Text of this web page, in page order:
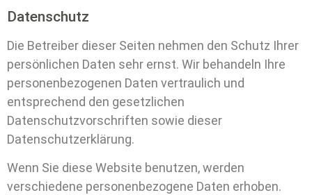
Datenschutz
Die Betreiber dieser Seiten nehmen den Schutz Ihrer
persönlichen Daten sehr ernst. Wir behandeln Ihre
personenbezogenen Daten vertraulich und
entsprechend den gesetzlichen
Datenschutzvorschriften sowie dieser
Datenschutzerklärung.
Wenn Sie diese Website benutzen, werden
verschiedene personenbezogene Daten erhoben.